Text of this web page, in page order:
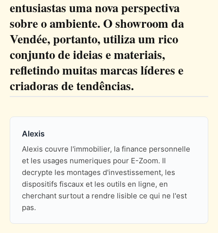
entusiastas uma nova perspectiva
sobre o ambiente. O showroom da
Vendée, portanto, utiliza um rico
conjunto de ideias e materiais,
refletindo muitas marcas líderes e
criadoras de tendências.
Alexis
Alexis couvre l'immobilier, la finance personnelle
et les usages numeriques pour E-Zoom. Il
decrypte les montages d'investissement, les
dispositifs fiscaux et les outils en ligne, en
cherchant surtout a rendre lisible ce qui ne l'est
pas.